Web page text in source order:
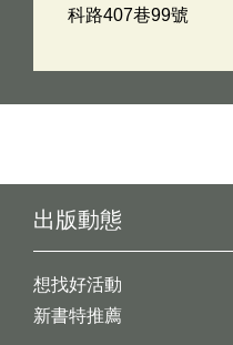
科路407巷99號
出版動態
想找好活動
新書特推薦